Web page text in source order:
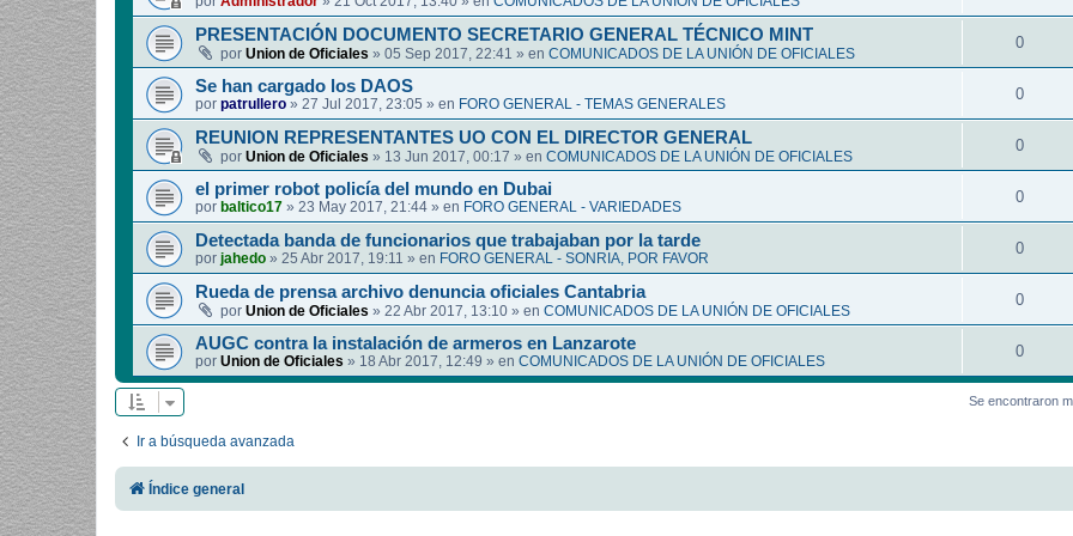
PRESENTACIÓN DOCUMENTO SECRETARIO GENERAL TÉCNICO MINT
por Union de Oficiales » 05 Sep 2017, 22:41 » en COMUNICADOS DE LA UNIÓN DE OFICIALES
0
Se han cargado los DAOS
por patrullero » 27 Jul 2017, 23:05 » en FORO GENERAL - TEMAS GENERALES
0
REUNION REPRESENTANTES UO CON EL DIRECTOR GENERAL
por Union de Oficiales » 13 Jun 2017, 00:17 » en COMUNICADOS DE LA UNIÓN DE OFICIALES
0
el primer robot policía del mundo en Dubai
por baltico17 » 23 May 2017, 21:44 » en FORO GENERAL - VARIEDADES
0
Detectada banda de funcionarios que trabajaban por la tarde
por jahedo » 25 Abr 2017, 19:11 » en FORO GENERAL - SONRIA, POR FAVOR
0
Rueda de prensa archivo denuncia oficiales Cantabria
por Union de Oficiales » 22 Abr 2017, 13:10 » en COMUNICADOS DE LA UNIÓN DE OFICIALES
0
AUGC contra la instalación de armeros en Lanzarote
por Union de Oficiales » 18 Abr 2017, 12:49 » en COMUNICADOS DE LA UNIÓN DE OFICIALES
0
Se encontraron
Ir a búsqueda avanzada
Índice general